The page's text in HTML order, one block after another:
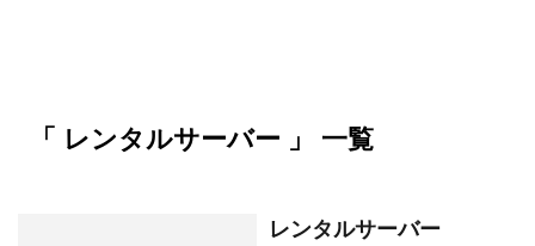
「 レンタルサーバー 」 一覧
レンタルサーバー